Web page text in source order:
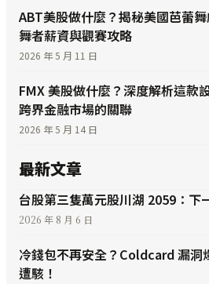
ABT美股做什麼？揭秘美國芭蕾
舞者薪資與觀賽攻略
2026 年 5 月 11 日
FMX 美股做什麼？深度解析這款
跨界金融市場的關聯
2026 年 5 月 14 日
最新文章
台股第三隻萬元股川湖 2059：下
2026 年 8 月 6 日
冷錢包不再安全？Coldcard 漏洞
遭駭！